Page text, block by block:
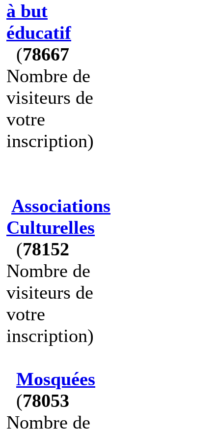
à but
éducatif
(78667
Nombre de
visiteurs de
votre
inscription)
Associations
Culturelles
(78152
Nombre de
visiteurs de
votre
inscription)
Mosquées
(78053
Nombre de